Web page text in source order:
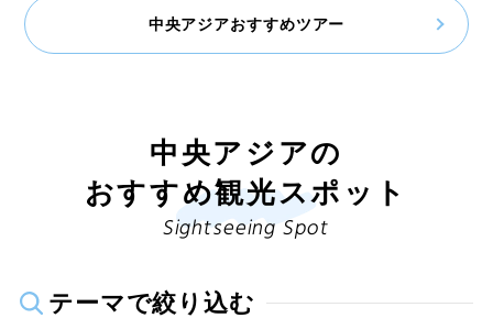
中央アジアおすすめツアー
中央アジアの
おすすめ観光スポット
Sightseeing Spot
テーマで絞り込む